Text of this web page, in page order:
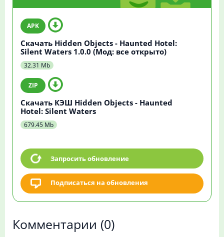
Скачать Hidden Objects - Haunted Hotel:
Silent Waters 1.0.0 (Мод: все открыто)
32.31 Mb
Скачать КЭШ Hidden Objects - Haunted
Hotel: Silent Waters
679.45 Mb
Запросить обновление
Подписаться на обновления
Комментарии (0)